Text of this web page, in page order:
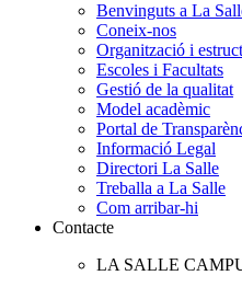
Benvinguts a La
Coneix-nos
Organització i
Escoles i Facultats
Gestió de la qualitat
Model acadèmic
Portal de
Informació Legal
Directori La Salle
Treballa a La Salle
Com arribar-hi
Contacte
LA SALLE